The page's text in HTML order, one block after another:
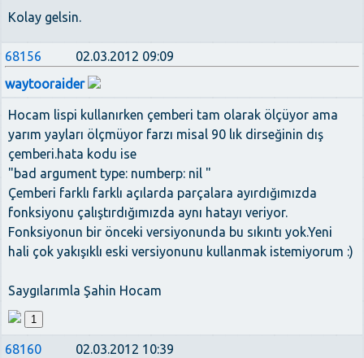
Kolay gelsin.
68156
02.03.2012 09:09
waytooraider
Hocam lispi kullanırken çemberi tam olarak ölçüyor ama
yarım yayları ölçmüyor farzı misal 90 lık dirseğinin dış
çemberi.hata kodu ise
"bad argument type: numberp: nil "
Çemberi farklı farklı açılarda parçalara ayırdığımızda
fonksiyonu çalıştırdığımızda aynı hatayı veriyor.
Fonksiyonun bir önceki versiyonunda bu sıkıntı yok.Yeni
hali çok yakışıklı eski versiyonunu kullanmak istemiyorum :)
Saygılarımla Şahin Hocam
1
68160
02.03.2012 10:39